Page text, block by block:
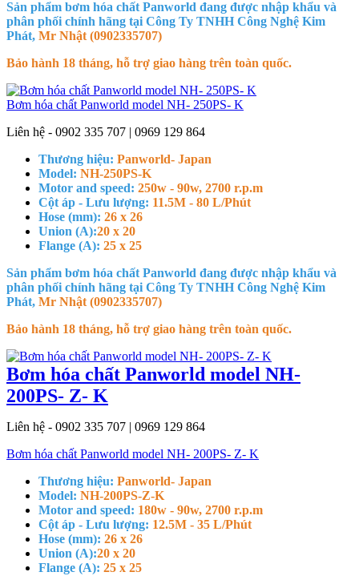
Sản phẩm bơm hóa chất Panworld đang được nhập khẩu và
phân phối chính hãng tại Công Ty TNHH Công Nghệ Kim
Phát, Mr Nhật (0902335707)
Bảo hành 18 tháng, hỗ trợ giao hàng trên toàn quốc.
Bơm hóa chất Panworld model NH- 250PS- K
Liên hệ - 0902 335 707 | 0969 129 864
Thương hiệu: Panworld- Japan
Model: NH-250PS-K
Motor and speed: 250w - 90w, 2700 r.p.m
Cột áp - Lưu lượng: 11.5M - 80 L/Phút
Hose (mm): 26 x 26
Union (A):20 x 20
Flange (A): 25 x 25
Sản phẩm bơm hóa chất Panworld đang được nhập khẩu và
phân phối chính hãng tại Công Ty TNHH Công Nghệ Kim
Phát, Mr Nhật (0902335707)
Bảo hành 18 tháng, hỗ trợ giao hàng trên toàn quốc.
Bơm hóa chất Panworld model NH-
200PS- Z- K
Liên hệ - 0902 335 707 | 0969 129 864
Bơm hóa chất Panworld model NH- 200PS- Z- K
Thương hiệu: Panworld- Japan
Model: NH-200PS-Z-K
Motor and speed: 180w - 90w, 2700 r.p.m
Cột áp - Lưu lượng: 12.5M - 35 L/Phút
Hose (mm): 26 x 26
Union (A):20 x 20
Flange (A): 25 x 25